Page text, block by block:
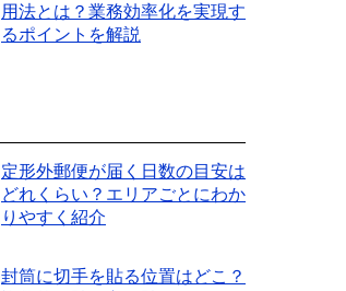
用法とは？業務効率化を実現す
るポイントを解説
定形外郵便が届く日数の目安は
どれくらい？エリアごとにわか
りやすく紹介
封筒に切手を貼る位置はどこ？